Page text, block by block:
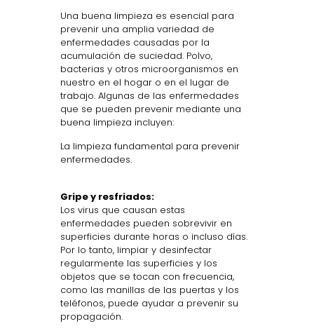
Una buena limpieza es esencial para
prevenir una amplia variedad de
enfermedades causadas por la
acumulación de suciedad. Polvo,
bacterias y otros microorganismos en
nuestro en el hogar o en el lugar de
trabajo. Algunas de las enfermedades
que se pueden prevenir mediante una
buena limpieza incluyen:
La limpieza fundamental para prevenir
enfermedades.
Gripe y resfriados:
Los virus que causan estas
enfermedades pueden sobrevivir en
superficies durante horas o incluso días.
Por lo tanto, limpiar y desinfectar
regularmente las superficies y los
objetos que se tocan con frecuencia,
como las manillas de las puertas y los
teléfonos, puede ayudar a prevenir su
propagación.